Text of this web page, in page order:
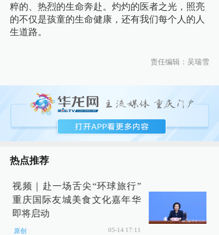
粹的、热烈的生命奔赴。灼灼的医者之光，照亮
的不仅是孩童的生命健康，还有我们每个人的人
生道路。
责任编辑：吴瑞雪
热点推荐
视频｜赴一场舌尖“环球旅行”
重庆国际友城美食文化嘉年华
即将启动
原创 05-14 17:11